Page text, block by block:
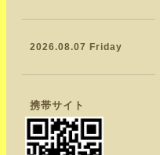
2026.08.07 Friday
携帯サイト